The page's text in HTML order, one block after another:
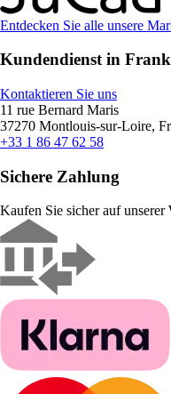
Entdecken Sie alle unsere
Kundendienst in
Kontaktieren Sie uns
11 rue Bernard Maris
37270 Montlouis-sur-Loire,
+33 1 86 47 62 58
Sichere Zahlung
Kaufen Sie sicher auf unserer